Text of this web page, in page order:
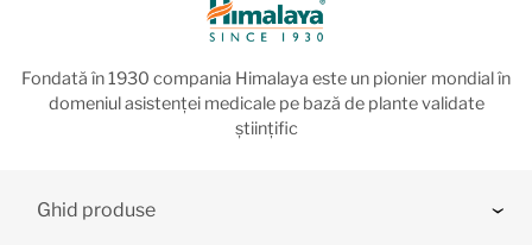
Fondată în 1930 compania Himalaya este un pionier mondial în
domeniul asistenței medicale pe bază de plante validate
științific
Ghid produse